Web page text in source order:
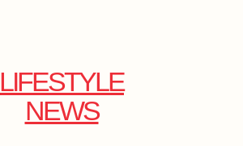
LIFESTYLE
NEWS